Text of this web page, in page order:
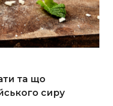
та що
сиру